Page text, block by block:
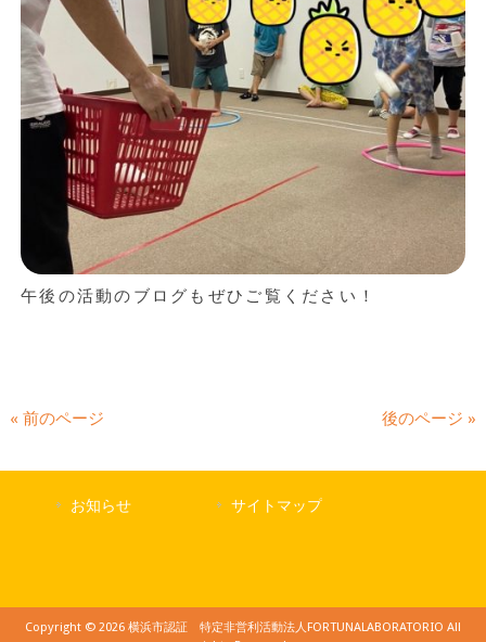
午後の活動のブログもぜひご覧ください！
« 前のページ 後のページ »
お知らせ サイトマップ
Copyright © 2026 横浜市認証 特定非営利活動法人FORTUNALABORATORIO All